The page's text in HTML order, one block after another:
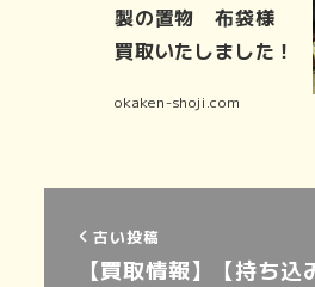
製の置物 布袋様
買取いたしました！
okaken-shoji.com
古い投稿
【買取情報】【持ち込